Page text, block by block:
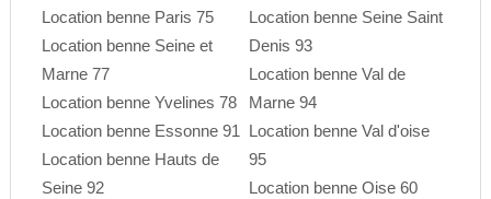
Location benne Paris 75
Location benne Seine et
Marne 77
Location benne Yvelines 78
Location benne Essonne 91
Location benne Hauts de
Seine 92
Location benne Seine Saint
Denis 93
Location benne Val de
Marne 94
Location benne Val d'oise
95
Location benne Oise 60